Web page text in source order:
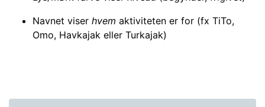
Navnet viser hvem aktiviteten er for (fx TiTo,
Omo, Havkajak eller Turkajak)